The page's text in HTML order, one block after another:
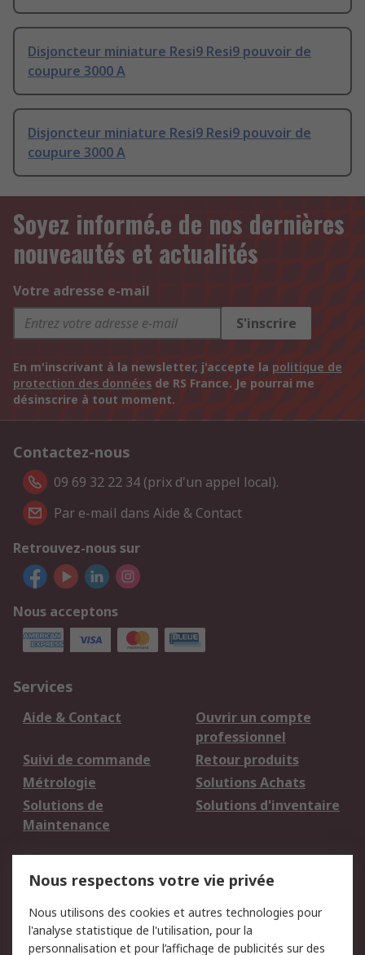
Disjoncteur miniature Resi9 Resi9 pouvoir de
coupure 3000 A
Disjoncteur miniature Resi9 Resi9 pouvoir de
coupure 3000 A
Soyez informé.e de nos dernières
nouveautés et actualités
Votre adresse e-mail
S'inscrire
En m'inscrivant à la newsletter, j'accepte la politique de
protection des données de RS France. Je pourrai me
désinscrire à tout moment.
Contactez-nous
09 69 32 22 34 (prix d'un appel local).
Par e-mail dans Aide & Contact
Retrouvez-nous sur
Nous acceptons
Services
Aide & Contact
Ouvrir un compte
professionnel
Suivi de commande
Retour produits
Métrologie
Solutions Achats
Solutions de
Maintenance
Solutions d'inventaire
du site
Politique de protection
Sécurité des E-mails
Nous respectons votre vie privée
Nous utilisons des cookies et autres technologies pour
l'analyse statistique de l'utilisation, pour la
personnalisation et pour l’affichage de publicités sur des